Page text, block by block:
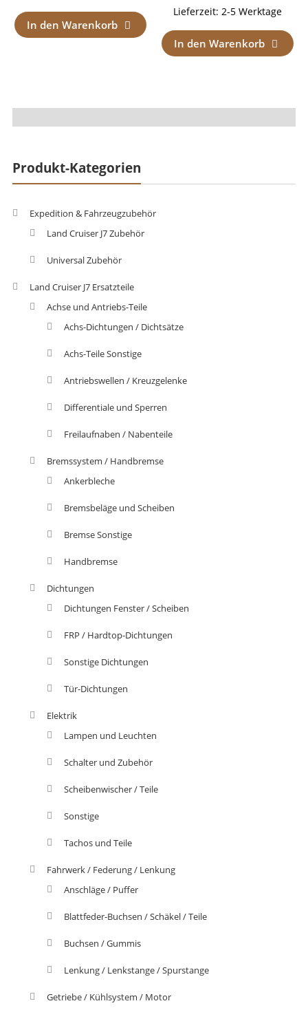
In den Warenkorb
Lieferzeit:2-5 Werktage
In den Warenkorb
Produkt-Kategorien
Expedition & Fahrzeugzubehör
Land Cruiser J7 Zubehör
Universal Zubehör
Land Cruiser J7 Ersatzteile
Achse und Antriebs-Teile
Achs-Dichtungen / Dichtsätze
Achs-Teile Sonstige
Antriebswellen / Kreuzgelenke
Differentiale und Sperren
Freilaufnaben / Nabenteile
Bremssystem / Handbremse
Ankerbleche
Bremsbeläge und Scheiben
Bremse Sonstige
Handbremse
Dichtungen
Dichtungen Fenster / Scheiben
FRP / Hardtop-Dichtungen
Sonstige Dichtungen
Tür-Dichtungen
Elektrik
Lampen und Leuchten
Schalter und Zubehör
Scheibenwischer / Teile
Sonstige
Tachos und Teile
Fahrwerk / Federung / Lenkung
Anschläge / Puffer
Blattfeder-Buchsen / Schäkel / Teile
Buchsen / Gummis
Lenkung / Lenkstange / Spurstange
Getriebe / Kühlsystem / Motor